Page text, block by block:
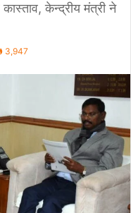
केन्द्रीय मंत्री ने
3,947